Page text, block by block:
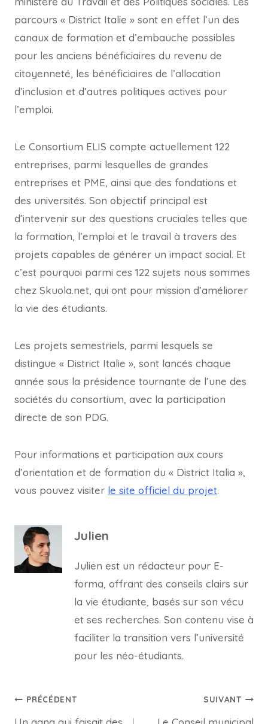
parcours « District Italie » sont en effet l’un des
canaux de formation et d’embauche possibles
pour les anciens bénéficiaires du revenu de
citoyenneté, les bénéficiaires de l’allocation
d’inclusion et d’autres politiques actives pour
l’emploi.
Le Consortium ELIS compte actuellement 122
entreprises, parmi lesquelles de grandes
entreprises et PME, ainsi que des fondations et
des universités. Son objectif principal est
d’intervenir sur des questions cruciales telles que
la formation, l’emploi et le travail à travers des
projets capables de générer un impact social. Et
c’est pourquoi parmi ces 122 sujets nous sommes
chez Skuola.net, qui ont pour mission d’améliorer
la vie des étudiants.
Les projets semestriels, parmi lesquels se
distingue « District Italie », sont lancés chaque
année sous la présidence tournante de l’une des
sociétés du consortium, avec la participation
directe de son PDG.
Pour informations et participation aux cours
d’orientation et de formation du « District Italia »,
vous pouvez visiter le site officiel du projet.
Julien
Julien est un rédacteur pour E-
forma, offrant des conseils clairs sur
la vie étudiante, basés sur son vécu
et ses recherches. Son contenu vise à
faciliter la transition vers l’université
pour les néo-étudiants.
Navigation
PRÉCÉDENT SUIVANT